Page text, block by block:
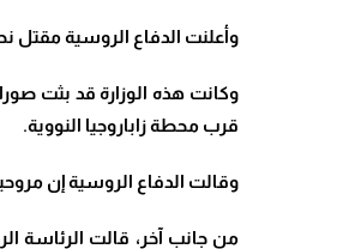
وأعلنت الدفاع الروسية مقتل نحو 800 عسكري أوكراني في قصف على المواقع الأوكرانية في خاركيف وميكولايف ودونيتسك وزاباروجيا، على
وكانت هذه الوزارة قد بثت
قرب محطة زاباروجيا النووية.
وقالت الدفاع الروسية إن
من جانب آخر، قالت الرئاسة